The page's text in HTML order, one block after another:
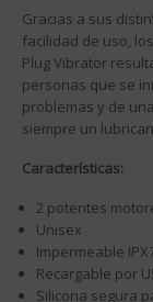
Gracias a sus
facilidad de uso,
Plug Vibrator
personas que se
problemas y de
siempre un
Características:
2 potentes
Unisex
Impermeable
Recargable por
Silicona segura